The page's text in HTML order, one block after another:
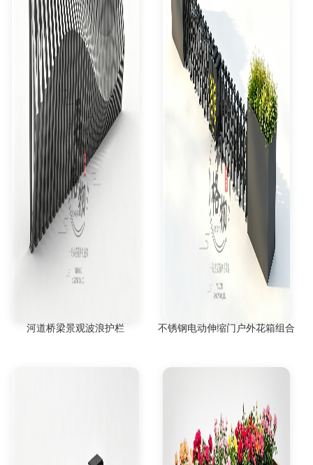
河道桥梁景观波浪护栏 不锈钢电动伸缩门户外花箱组合